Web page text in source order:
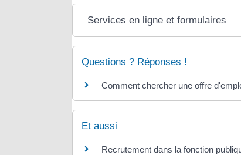
Services en ligne et formulaires
Questions ? Réponses !
Comment chercher une offre
Et aussi
Recrutement dans la fonction